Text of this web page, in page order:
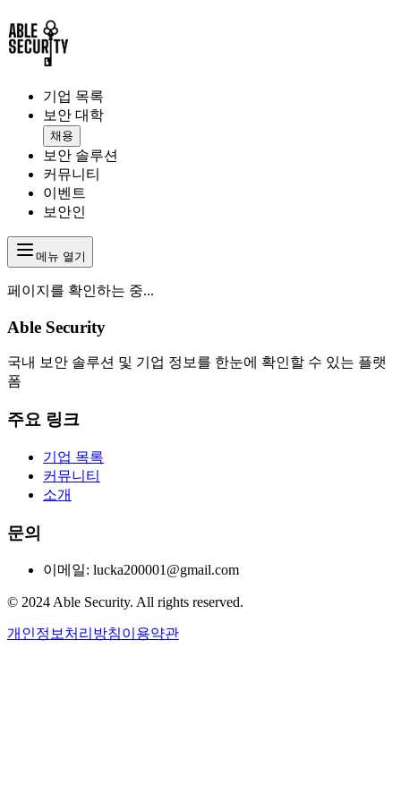
기업 목록
보안 대학
채용
보안 솔루션
커뮤니티
이벤트
보안인
메뉴 열기
페이지를 확인하는 중...
Able Security
국내 보안 솔루션 및 기업 정보를 한눈에 확인할 수 있는 플랫
폼
주요 링크
기업 목록
커뮤니티
소개
문의
이메일: lucka200001@gmail.com
© 2024 Able Security. All rights reserved.
개인정보처리방침이용약관